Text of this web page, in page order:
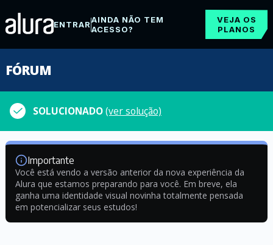
ENTRARAINDA NÃO TEM
ACESSO?
VEJA OS
PLANOS
FÓRUM
SOLUCIONADO(ver solução)
Importante
Você está vendo a versão anterior da nova experiência da
Alura que estamos preparando para você. Em breve, ela
ganha uma identidade visual novinha totalmente pensada
em potencializar seus estudos!